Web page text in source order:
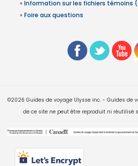
» Information sur les fichiers témoins
» Foire aux questions
©2026 Guides de voyage Ulysse inc. - Guides de
de ce site ne peut être reproduit ni réutilisé